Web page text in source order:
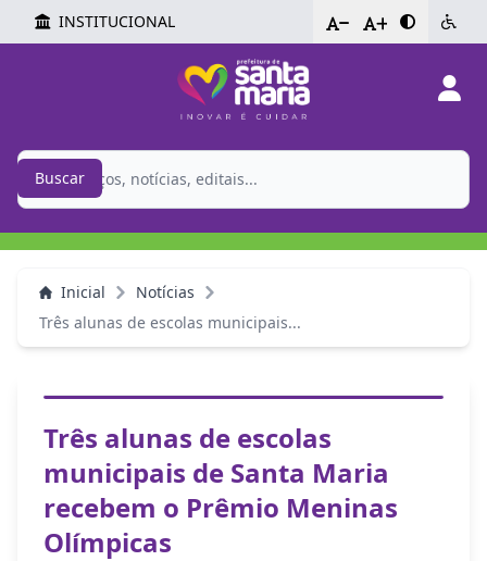
INSTITUCIONAL - +
Buscar
Inicial
Notícias
Três alunas de escolas municipais...
Três alunas de escolas
municipais de Santa Maria
recebem o Prêmio Meninas
Olímpicas